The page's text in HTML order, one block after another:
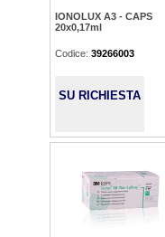
IONOLUX A3 - CAPS
20x0,17ml
Codice: 39266003
SU RICHIESTA